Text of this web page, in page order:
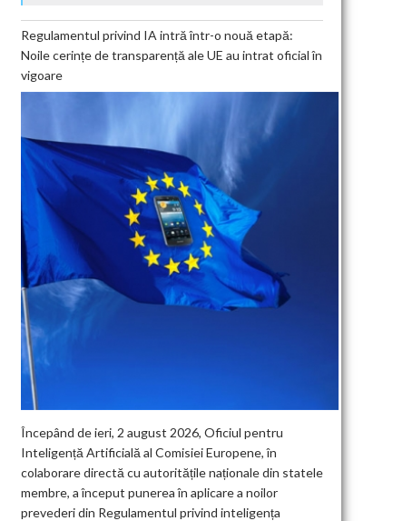
Regulamentul privind IA intră într-o nouă etapă:
Noile cerințe de transparență ale UE au intrat oficial în
vigoare
Începând de ieri, 2 august 2026, Oficiul pentru
Inteligență Artificială al Comisiei Europene, în
colaborare directă cu autoritățile naționale din statele
membre, a început punerea în aplicare a noilor
prevederi din Regulamentul privind inteligența